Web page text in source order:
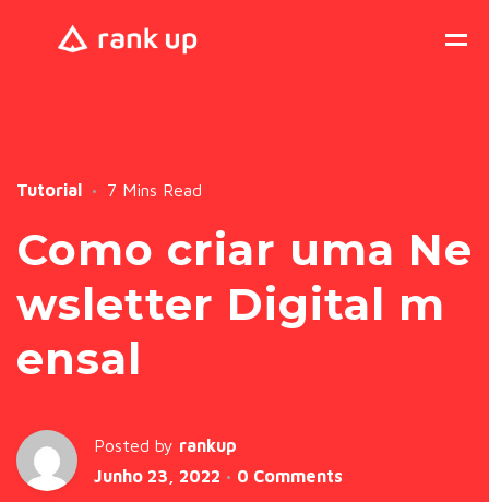
Tutorial 7 Mins Read
Como criar uma Ne
wsletter Digital m
ensal
Posted by rankup
Junho 23, 2022
0 Comments